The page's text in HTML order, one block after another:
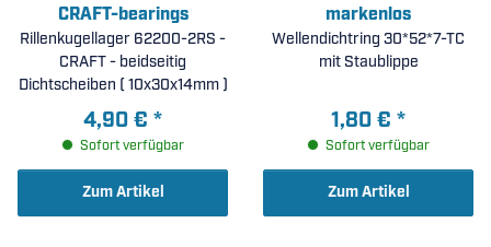
CRAFT-bearings
Rillenkugellager 62200-2RS -
CRAFT - beidseitig
Dichtscheiben ( 10x30x14mm )
4,90 € *
Sofort verfügbar
Zum Artikel
markenlos
Wellendichtring 30*52*7-TC
mit Staublippe
1,80 € *
Sofort verfügbar
Zum Artikel